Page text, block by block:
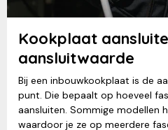
Kookplaat
aansluitwaarde
Bij een inbouwkookplaat is de
punt. Die bepaalt op hoeveel
aansluiten. Sommige modellen
waardoor je ze op meerdere